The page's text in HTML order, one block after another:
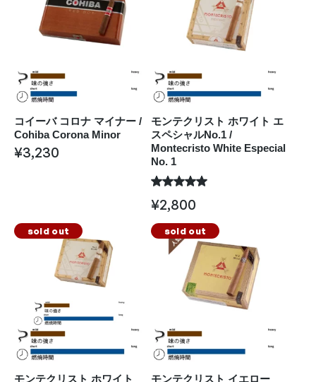
コイーバ コロナ マイナー /
Cohiba Corona Minor
¥3,230
モンテクリスト ホワイト エ
スペシャルNo.1 /
Montecristo White Especial
No. 1
¥2,800
sold out
モンテクリスト ホワイト
sold out
モンテクリスト イエロー